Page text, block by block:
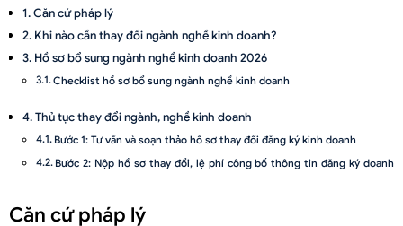
Căn cứ pháp lý
Khi nào cần thay đổi ngành nghề kinh doanh?
Hồ sơ bổ sung ngành nghề kinh doanh 2026
Checklist hồ sơ bổ sung ngành nghề kinh doanh
Thủ tục thay đổi ngành, nghề kinh doanh
Bước 1: Tư vấn và soạn thảo hồ sơ thay đổi đăng ký kinh doanh
Bước 2: Nộp hồ sơ thay đổi, lệ phí công bố thông tin đăng ký doanh
Bước 3: Nhận kết quả
Căn cứ pháp lý